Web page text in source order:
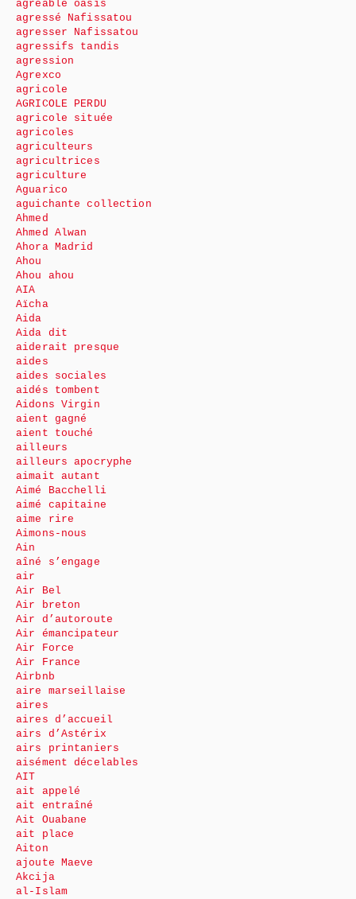
agréable oasis
agressé Nafissatou
agresser Nafissatou
agressifs tandis
agression
Agrexco
agricole
AGRICOLE PERDU
agricole située
agricoles
agriculteurs
agricultrices
agriculture
Aguarico
aguichante collection
Ahmed
Ahmed Alwan
Ahora Madrid
Ahou
Ahou ahou
AIA
Aïcha
Aida
Aida dit
aiderait presque
aides
aides sociales
aidés tombent
Aidons Virgin
aient gagné
aient touché
ailleurs
ailleurs apocryphe
aimait autant
Aimé Bacchelli
aimé capitaine
aime rire
Aimons-nous
Ain
aîné s’engage
air
Air Bel
Air breton
Air d’autoroute
Air émancipateur
Air Force
Air France
Airbnb
aire marseillaise
aires
aires d’accueil
airs d’Astérix
airs printaniers
aisément décelables
AIT
ait appelé
ait entraîné
Ait Ouabane
ait place
Aiton
ajoute Maeve
Akcija
al-Islam